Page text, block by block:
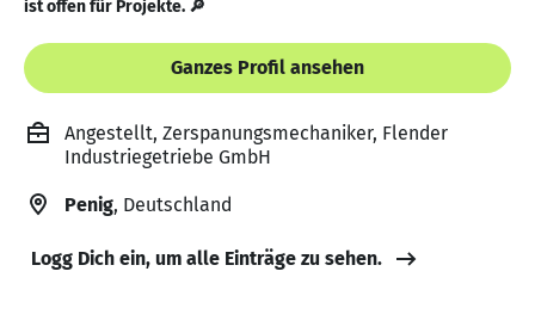
ist offen für Projekte. 🔎
Ganzes Profil ansehen
Angestellt, Zerspanungsmechaniker, Flender
Industriegetriebe GmbH
Penig, Deutschland
Logg Dich ein, um alle Einträge zu sehen.